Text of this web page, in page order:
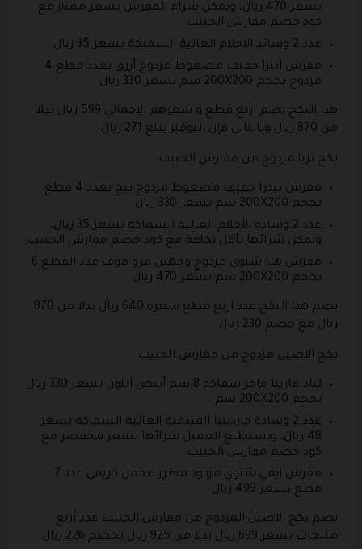
بسعر 470 ريال، ويمكن شراء المفرش بسعر ممتاز مع
كود خصم مفارش الحبيب.
عدد 2 وسائد الاحلام العالية السميكة بسعر 35 ريال .
مفرش ابيزا خفيف مضغوط مزدوج أزرق بعدد قطع 4
مزدوج بحجم 200X200 سم بسعر 330 ريال .
هذا البكج يضم اربع قطع و سعرهم الاجمالي 599 ريال بدلا
من 870 ريال وبالتالي فإن التوفير يبلغ 271 ريال .
بكج ثريا مزدوج من مفارش الحبيب
مفرش بيدرا خفيف مضغوط مزدوج بيج بعدد 4 قطع
بحجم 200X200 سم بسعر 330 ريال .
عدد 2 وسادة الأحلام العالية السماكة بسعر 35 ريال،
ويمكن شرائها بأقل تكلفة مع كود خصم مفارش الحبيب.
مفرش هنا شتوي مزدوج وجهين فرو موف عدد القطع 6
بحجم 200X200 سم بسعر 470 ريال .
يضم هذا البكج عدد اربع قطع سعره 640 ريال بدلا من 870
ريال مع خصم 230 ريال .
بكج الاصيل مزدوج من مفارش الحبيب
لباد مارينا فاخر سماكة 8 سم أبيض اللون بسعر 330 ريال
بحجم 200X200 سم .
عدد 2 وسادة جاردينيا الفندقية العالية السماكة بسعر
48 ريال، ويستطيع العميل شرائها بسعر مخفضر مع
كود خصم مفارش الحبيب.
مفرش ايمي شتوي مزدود مطرز مخمل كريمي عدد 7
قطع بسعر 499 ريال .
يضم بكج الاصيل المزدوج من مفارش الحبيب عدد أربع
منتجات بسعر 699 ريال بدلا من 925 ريال بخصم 226 ريال .